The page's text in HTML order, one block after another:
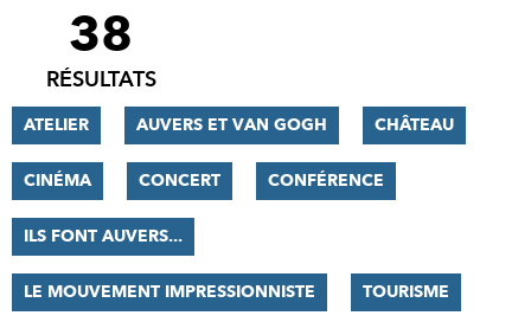
FILTRER
RÉSULTATS
38
RÉSULTATS
ATELIER AUVERS ET VAN GOGH CHÂTEAU
CINÉMA CONCERT CONFÉRENCE
ILS FONT AUVERS...
LE MOUVEMENT IMPRESSIONNISTE TOURISME